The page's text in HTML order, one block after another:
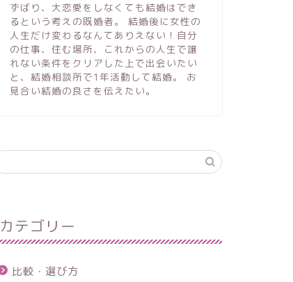
ずばり、大恋愛をしなくても結婚はでき
るという考えの既婚者。 結婚後に女性の
人生だけ変わるなんてありえない！自分
の仕事、住む場所、これからの人生で譲
れない条件をクリアした上で出会いたい
と、結婚相談所で1年活動して結婚。 お
見合い結婚の良さを伝えたい。
カテゴリー
比較・選び方